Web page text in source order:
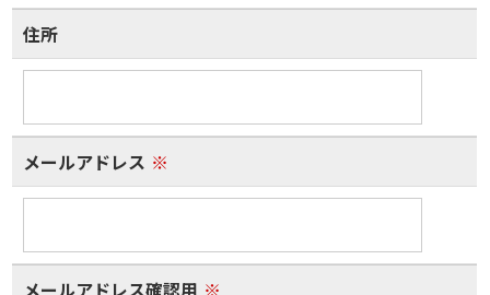
住所
メールアドレス ※
メールアドレス確認用 ※